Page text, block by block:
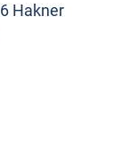
Hakner